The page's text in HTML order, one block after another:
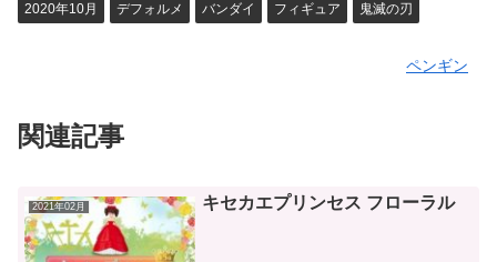
2020年10月 デフォルメ バンダイ フィギュア 鬼滅の刃
ペンギン
関連記事
2021年02月 キセカエプリンセス フローラル